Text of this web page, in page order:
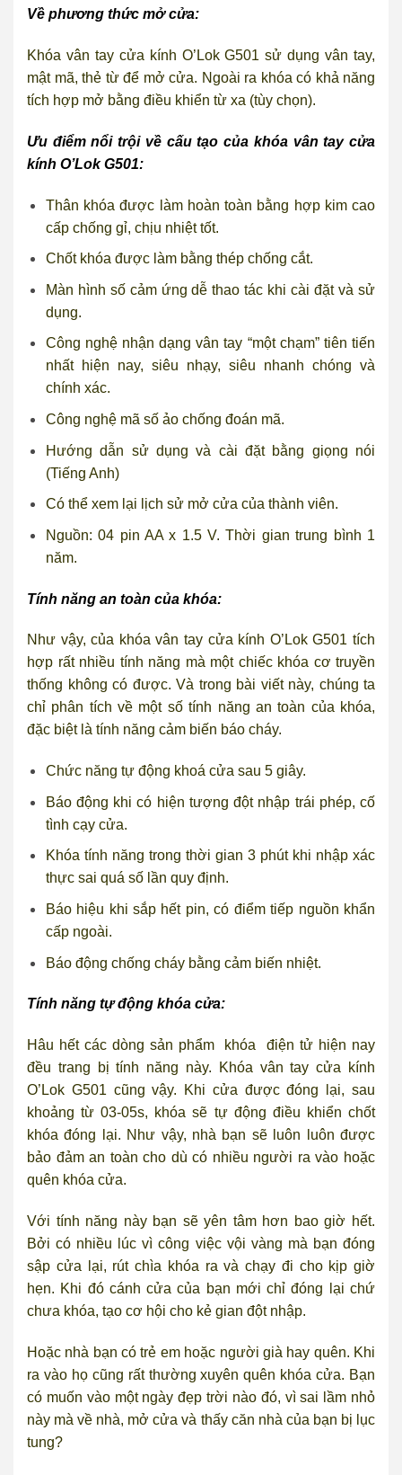
Về phương thức mở cửa:
Khóa vân tay cửa kính O’Lok G501 sử dụng vân tay,
mật mã, thẻ từ để mở cửa. Ngoài ra khóa có khả năng
tích hợp mở bằng điều khiển từ xa (tùy chọn).
Ưu điểm nổi trội về cấu tạo của khóa vân tay cửa
kính O’Lok G501:
Thân khóa được làm hoàn toàn bằng hợp kim cao
cấp chống gỉ, chịu nhiệt tốt.
Chốt khóa được làm bằng thép chống cắt.
Màn hình số cảm ứng dễ thao tác khi cài đặt và sử
dụng.
Công nghệ nhận dạng vân tay “một chạm” tiên tiến
nhất hiện nay, siêu nhạy, siêu nhanh chóng và
chính xác.
Công nghệ mã số ảo chống đoán mã.
Hướng dẫn sử dụng và cài đặt bằng giọng nói
(Tiếng Anh)
Có thể xem lại lịch sử mở cửa của thành viên.
Nguồn: 04 pin AA x 1.5 V. Thời gian trung bình 1
năm.
Tính năng an toàn của khóa:
Như vậy, của khóa vân tay cửa kính O’Lok G501 tích
hợp rất nhiều tính năng mà một chiếc khóa cơ truyền
thống không có được. Và trong bài viết này, chúng ta
chỉ phân tích về một số tính năng an toàn của khóa,
đặc biệt là tính năng cảm biến báo cháy.
Chức năng tự động khoá cửa sau 5 giây.
Báo động khi có hiện tượng đột nhập trái phép, cố
tình cạy cửa.
Khóa tính năng trong thời gian 3 phút khi nhập xác
thực sai quá số lần quy định.
Báo hiệu khi sắp hết pin, có điểm tiếp nguồn khẩn
cấp ngoài.
Báo động chống cháy bằng cảm biến nhiệt.
Tính năng tự động khóa cửa:
Hâu hết các dòng sản phẩm khóa điện tử hiện nay
đều trang bị tính năng này. Khóa vân tay cửa kính
O’Lok G501 cũng vậy. Khi cửa được đóng lại, sau
khoảng từ 03-05s, khóa sẽ tự động điều khiển chốt
khóa đóng lại. Như vậy, nhà bạn sẽ luôn luôn được
bảo đảm an toàn cho dù có nhiều người ra vào hoặc
quên khóa cửa.
Với tính năng này bạn sẽ yên tâm hơn bao giờ hết.
Bởi có nhiều lúc vì công việc vội vàng mà bạn đóng
sập cửa lại, rút chìa khóa ra và chạy đi cho kịp giờ
hẹn. Khi đó cánh cửa của bạn mới chỉ đóng lại chứ
chưa khóa, tạo cơ hội cho kẻ gian đột nhập.
Hoặc nhà bạn có trẻ em hoặc người già hay quên. Khi
ra vào họ cũng rất thường xuyên quên khóa cửa. Bạn
có muốn vào một ngày đẹp trời nào đó, vì sai lầm nhỏ
này mà về nhà, mở cửa và thấy căn nhà của bạn bị lục
tung?